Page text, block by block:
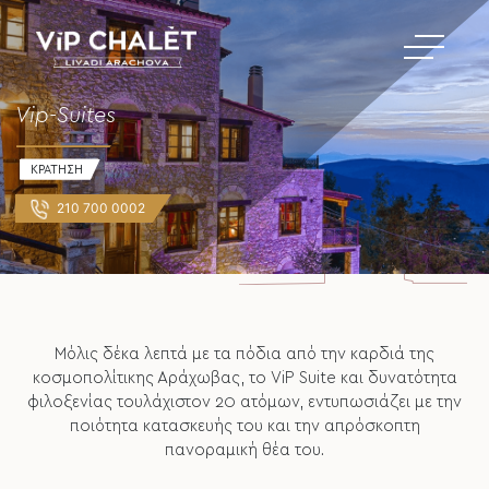
ΚΡΑΤΗΣΗ
210 700 0002
Vip-Suites
Μόλις δέκα λεπτά με τα πόδια από την καρδιά της
κοσμοπολίτικης Αράχωβας, το ViP Suite και δυνατότητα
φιλοξενίας τουλάχιστον 20 ατόμων, εντυπωσιάζει με την
ποιότητα κατασκευής του και την απρόσκοπτη
πανοραμική θέα του.